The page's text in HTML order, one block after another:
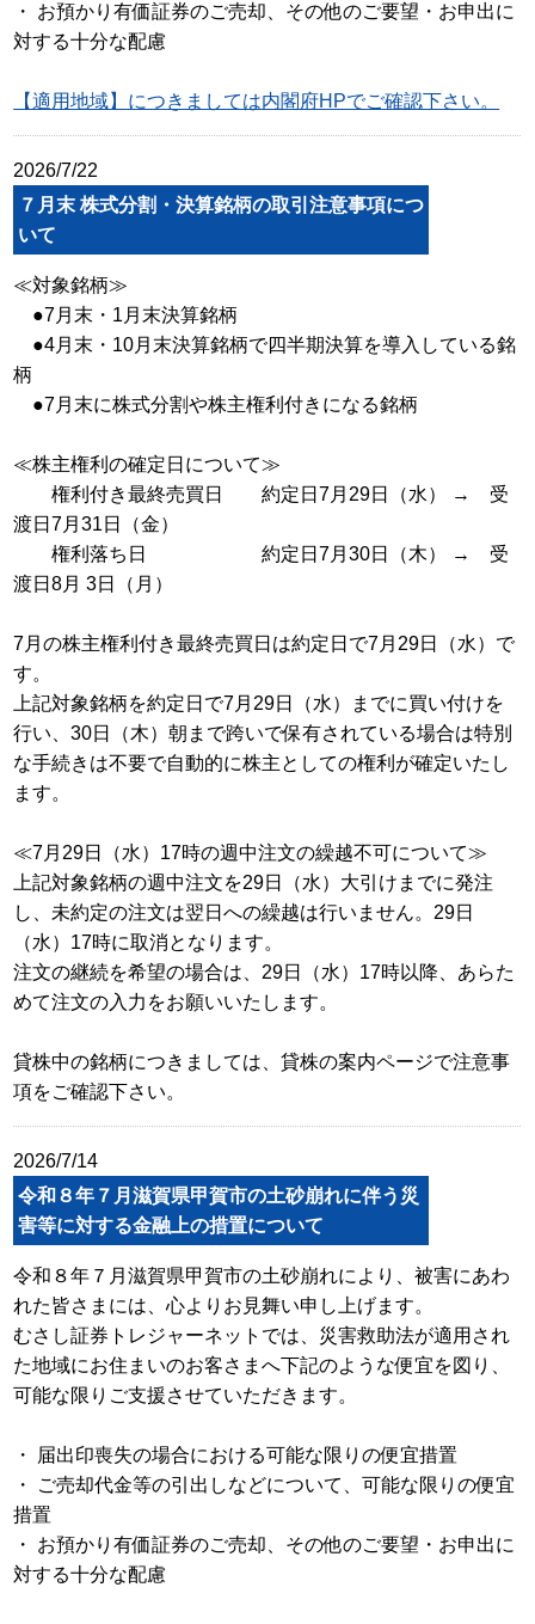
・ お預かり有価証券のご売却、その他のご要望・お申出に
対する十分な配慮
【適用地域】につきましては内閣府HPでご確認下さい。
2026/7/22
７月末 株式分割・決算銘柄の取引注意事項につ
いて
≪対象銘柄≫
●7月末・1月末決算銘柄
●4月末・10月末決算銘柄で四半期決算を導入している銘
柄
●7月末に株式分割や株主権利付きになる銘柄
≪株主権利の確定日について≫
権利付き最終売買日 約定日7月29日（水） → 受
渡日7月31日（金）
権利落ち日 約定日7月30日（木） → 受
渡日8月 3日（月）
7月の株主権利付き最終売買日は約定日で7月29日（水）で
す。
上記対象銘柄を約定日で7月29日（水）までに買い付けを
行い、30日（木）朝まで跨いで保有されている場合は特別
な手続きは不要で自動的に株主としての権利が確定いたし
ます。
≪7月29日（水）17時の週中注文の繰越不可について≫
上記対象銘柄の週中注文を29日（水）大引けまでに発注
し、未約定の注文は翌日への繰越は行いません。29日
（水）17時に取消となります。
注文の継続を希望の場合は、29日（水）17時以降、あらた
めて注文の入力をお願いいたします。
貸株中の銘柄につきましては、貸株の案内ページで注意事
項をご確認下さい。
2026/7/14
令和８年７月滋賀県甲賀市の土砂崩れに伴う災
害等に対する金融上の措置について
令和８年７月滋賀県甲賀市の土砂崩れにより、被害にあわ
れた皆さまには、心よりお見舞い申し上げます。
むさし証券トレジャーネットでは、災害救助法が適用され
た地域にお住まいのお客さまへ下記のような便宜を図り、
可能な限りご支援させていただきます。
・ 届出印喪失の場合における可能な限りの便宜措置
・ ご売却代金等の引出しなどについて、可能な限りの便宜
措置
・ お預かり有価証券のご売却、その他のご要望・お申出に
対する十分な配慮